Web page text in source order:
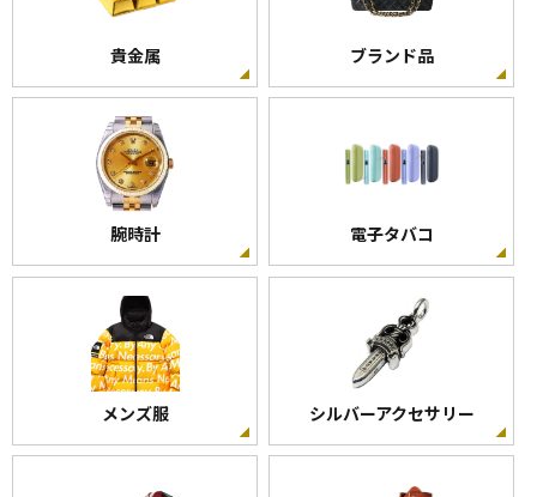
貴金属 ブランド品
腕時計 電子タバコ
メンズ服 シルバーアクセサリー